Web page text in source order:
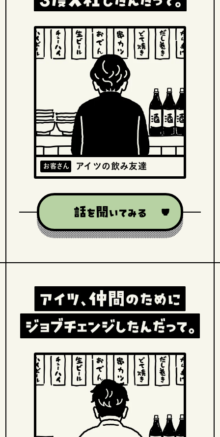
お客さん アイツの飲み友達